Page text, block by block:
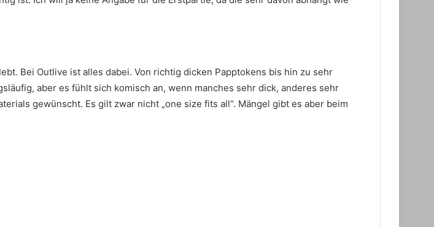
Bei Outlive ist alles dabei. Von richtig dicken Papptokens bis hin zu sehr
aber es fühlt sich komisch an, wenn manches sehr dick, anderes sehr
gewünscht. Es gilt zwar nicht „one size fits all“. Mängel gibt es aber beim